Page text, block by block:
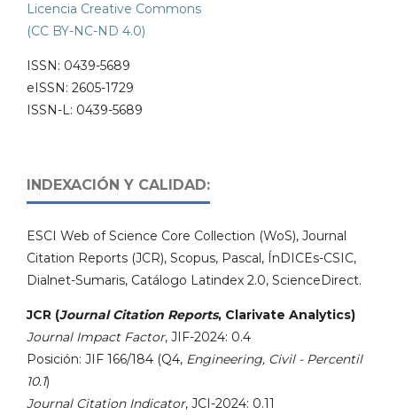
Licencia Creative Commons
(CC BY-NC-ND 4.0)
ISSN: 0439-5689
eISSN: 2605-1729
ISSN-L: 0439-5689
INDEXACIÓN Y CALIDAD:
ESCI Web of Science Core Collection (WoS), Journal
Citation Reports (JCR), Scopus, Pascal, ÍnDICEs-CSIC,
Dialnet-Sumaris, Catálogo Latindex 2.0, ScienceDirect.
JCR (Journal Citation Reports, Clarivate Analytics)
Journal Impact Factor, JIF-2024: 0.4
Posición: JIF 166/184 (Q4, Engineering, Civil - Percentil
10.1)
Journal Citation Indicator, JCI-2024: 0.11